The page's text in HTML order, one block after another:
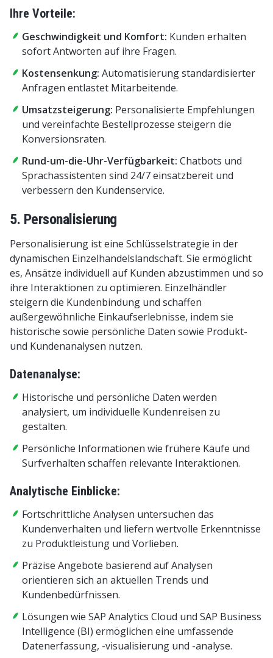
Ihre Vorteile:
Geschwindigkeit und Komfort: Kunden erhalten
sofort Antworten auf ihre Fragen.
Kostensenkung: Automatisierung standardisierter
Anfragen entlastet Mitarbeitende.
Umsatzsteigerung: Personalisierte Empfehlungen
und vereinfachte Bestellprozesse steigern die
Konversionsraten.
Rund-um-die-Uhr-Verfügbarkeit: Chatbots und
Sprachassistenten sind 24/7 einsatzbereit und
verbessern den Kundenservice.
5. Personalisierung
Personalisierung ist eine Schlüsselstrategie in der
dynamischen Einzelhandelslandschaft. Sie ermöglicht
es, Ansätze individuell auf Kunden abzustimmen und so
ihre Interaktionen zu optimieren. Einzelhändler
steigern die Kundenbindung und schaffen
außergewöhnliche Einkaufserlebnisse, indem sie
historische sowie persönliche Daten sowie Produkt-
und Kundenanalysen nutzen.
Datenanalyse:
Historische und persönliche Daten werden
analysiert, um individuelle Kundenreisen zu
gestalten.
Persönliche Informationen wie frühere Käufe und
Surfverhalten schaffen relevante Interaktionen.
Analytische Einblicke:
Fortschrittliche Analysen untersuchen das
Kundenverhalten und liefern wertvolle Erkenntnisse
zu Produktleistung und Vorlieben.
Präzise Angebote basierend auf Analysen
orientieren sich an aktuellen Trends und
Kundenbedürfnissen.
Lösungen wie SAP Analytics Cloud und SAP Business
Intelligence (BI) ermöglichen eine umfassende
Datenerfassung, -visualisierung und -analyse.